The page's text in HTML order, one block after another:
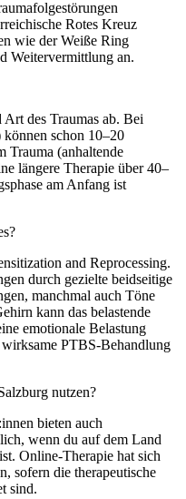
Rotes Kreuz
wie der Weiße Ring
Weitervermittlung an.
des Traumas ab. Bei
schon 10–20
Trauma (anhaltende
längere Therapie über 40–
am Anfang ist
and Reprocessing.
durch gezielte beidseitige
manchmal auch Töne
kann das belastende
emotionale Belastung
PTBS-Behandlung
nutzen?
bieten auch
wenn du auf dem Land
Online-Therapie hat sich
sofern die therapeutische
sind.